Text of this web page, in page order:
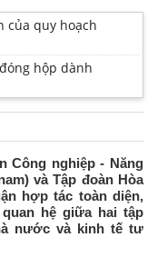
của quy hoạch
hộp dành
Công nghiệp - Năng
và Tập đoàn Hòa
hợp tác toàn diện,
hệ giữa hai tập
nước và kinh tế tư